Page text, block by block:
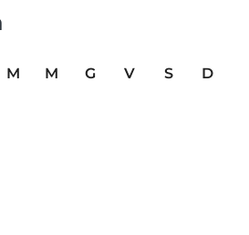
M M G V S
D